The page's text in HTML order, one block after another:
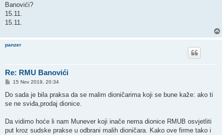
Banovići?
15.11.
15.11.
panzer
Re: RMU Banovići
P
s
15 Nov 2019, 20:34
Do sada je bila praksa da se malim dioničarima koji se bune kaže: ako ti
se ne sviđa,prodaj dionice.
Da vidimo hoće li nam Munever koji inače nema dionice RMUB osvjetliti
put kroz sudske prakse u odbrani malih dioničara. Kako ove firme tako i